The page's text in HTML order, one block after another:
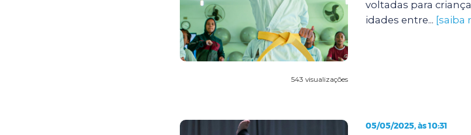
543 visualizações
voltadas para
idades entre... [saiba
05/05/2025, às 10:31